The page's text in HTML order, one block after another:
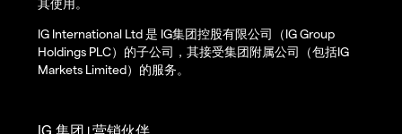
其使用。
IG International Ltd 是 IG集团控股有限公司（IG Group
Holdings PLC）的子公司，其接受集团附属公司（包括IG
Markets Limited）的服务。
IG 集团 营销伙伴